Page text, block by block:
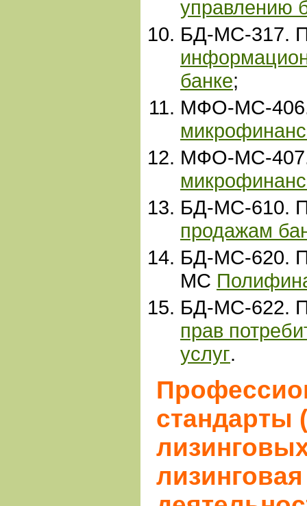
управлению
БД-МС-317.
банке;
МФО-МС-
МФО-МС-
БД-МС-610.
продажам
БД-МС-620.
МС
БД-МС-622.
прав
услуг.
стандарты
лизинговая